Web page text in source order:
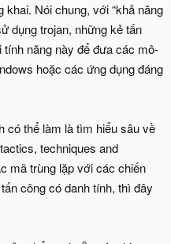
Nói chung, với “khả năng
dụng trojan, những kẻ tấn
năng này để đưa các mô-
hoặc các ứng dụng đáng
có thể làm là tìm hiểu sâu về
techniques and
mã trùng lặp với các chiến
công có danh tính, thì đây